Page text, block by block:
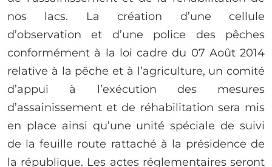
nos lacs. La création d’une cellule
d’observation et d’une police des pêches
conformément à la loi cadre du 07 Août 2014
relative à la pêche et à l’agriculture, un comité
d’appui à l’exécution des mesures
d’assainissement et de réhabilitation sera mis
en place ainsi qu’une unité spéciale de suivi
de la feuille route rattaché à la présidence de
la république. Les actes réglementaires seront